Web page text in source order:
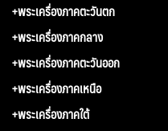
+พระเครื่องภาคตะวันตก
+พระเครื่องภาคกลาง
+พระเครื่องภาคตะวันออก
+พระเครื่องภาคเหนือ
+พระเครื่องภาคใต้